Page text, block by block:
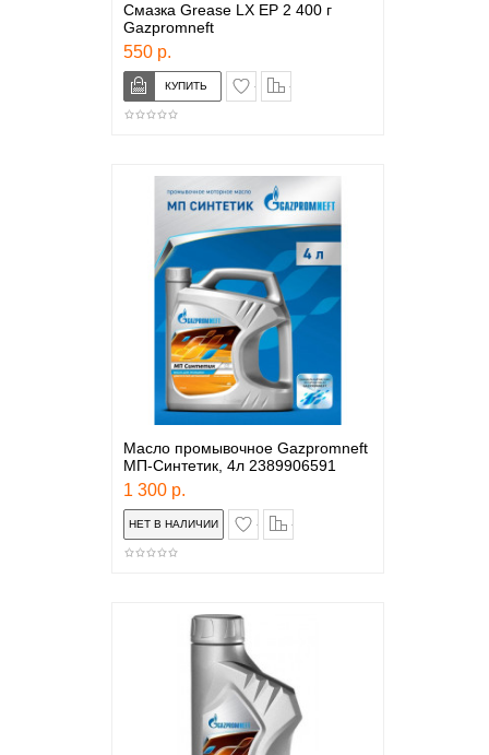
Смазка Grease LX EP 2 400 г
Gazpromneft
550 р.
в закладки
Масло промывочное Gazpromneft
МП-Синтетик, 4л 2389906591
1 300 р.
в закладки